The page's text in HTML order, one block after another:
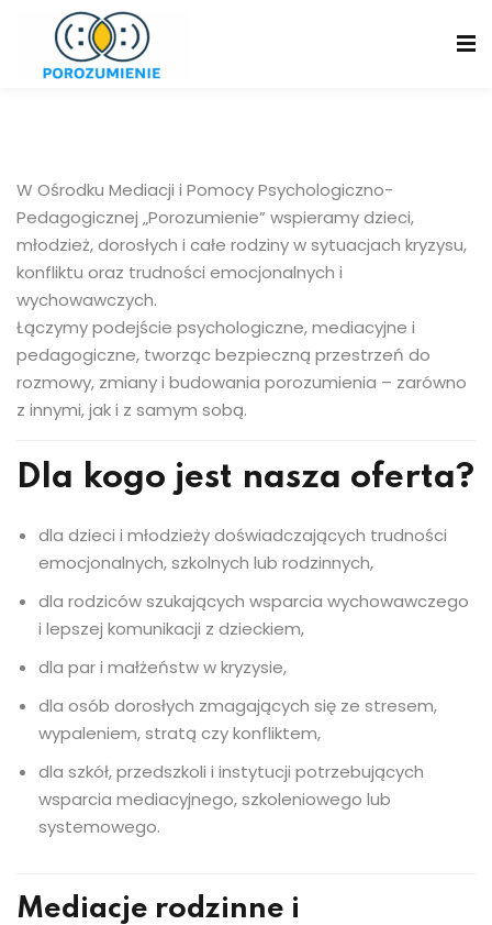
content
W Ośrodku Mediacji i Pomocy Psychologiczno-
Pedagogicznej „Porozumienie” wspieramy dzieci,
młodzież, dorosłych i całe rodziny w sytuacjach kryzysu,
konfliktu oraz trudności emocjonalnych i
wychowawczych.
Łączymy podejście psychologiczne, mediacyjne i
pedagogiczne, tworząc bezpieczną przestrzeń do
rozmowy, zmiany i budowania porozumienia – zarówno
z innymi, jak i z samym sobą.
Dla kogo jest nasza oferta?
dla dzieci i młodzieży doświadczających trudności
emocjonalnych, szkolnych lub rodzinnych,
dla rodziców szukających wsparcia wychowawczego
i lepszej komunikacji z dzieckiem,
dla par i małżeństw w kryzysie,
dla osób dorosłych zmagających się ze stresem,
wypaleniem, stratą czy konfliktem,
dla szkół, przedszkoli i instytucji potrzebujących
wsparcia mediacyjnego, szkoleniowego lub
systemowego.
Mediacje rodzinne i